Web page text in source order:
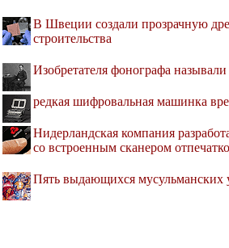
В Швеции создали прозрачную
строительства
Изобретателя фонографа
редкая шифровальная машинка
Нидерландская компания
со встроенным сканером
Пять выдающихся мусульманских